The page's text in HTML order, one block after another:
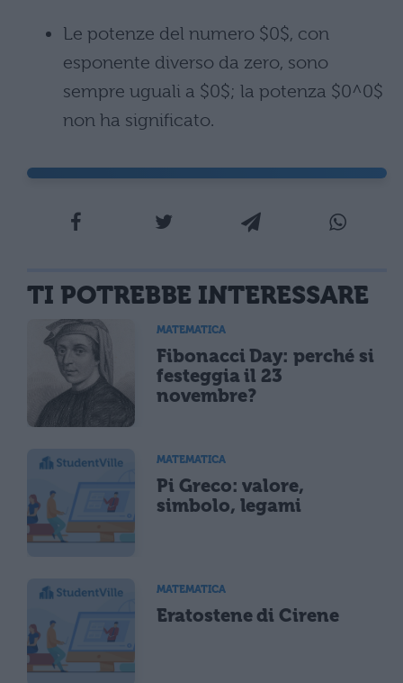
Le potenze del numero $0$, con
esponente diverso da zero, sono
sempre uguali a $0$; la potenza $0^0$
non ha significato.
TI POTREBBE INTERESSARE
MATEMATICA
Fibonacci Day: perché si
festeggia il 23
novembre?
MATEMATICA
Pi Greco: valore,
simbolo, legami
MATEMATICA
Eratostene di Cirene